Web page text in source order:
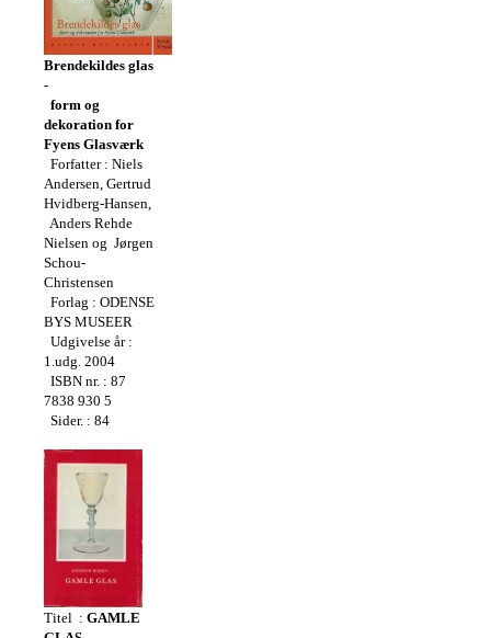
Brendekildes glas
-
form og
dekoration for
Fyens Glasværk
Forfatter : Niels
Andersen, Gertrud
Hvidberg-Hansen,
Anders Rehde
Nielsen og Jørgen
Schou-
Christensen
Forlag : ODENSE
BYS MUSEER
Udgivelse år :
1.udg. 2004
ISBN nr. : 87
7838 930 5
Sider. : 84
Titel : GAMLE